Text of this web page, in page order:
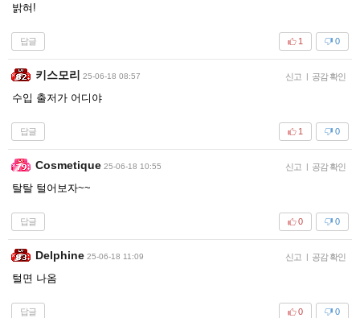
밝혀!
답글 0
1
키스모리 25-06-18 08:57 신고 | 공감 확인
수입 출저가 어디야
답글 0
1
Cosmetique 25-06-18 10:55 신고 | 공감 확인
탈탈 털어보자~~
답글 0
0
Delphine 25-06-18 11:09 신고 | 공감 확인
털면 나옴
답글 0
0